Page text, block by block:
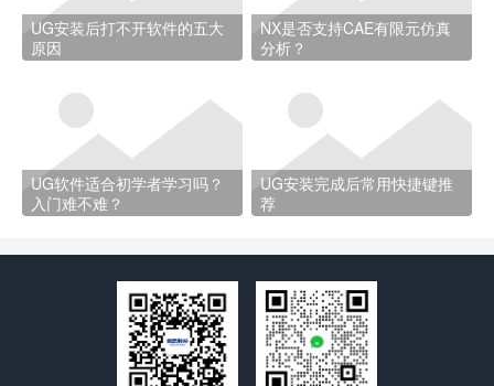
UG安装后打不开软件的五大
原因
NX是否支持CAE有限元仿真
分析？
UG软件适合初学者学习吗？
入门难不难？
UG安装完成后常用快捷键推
荐